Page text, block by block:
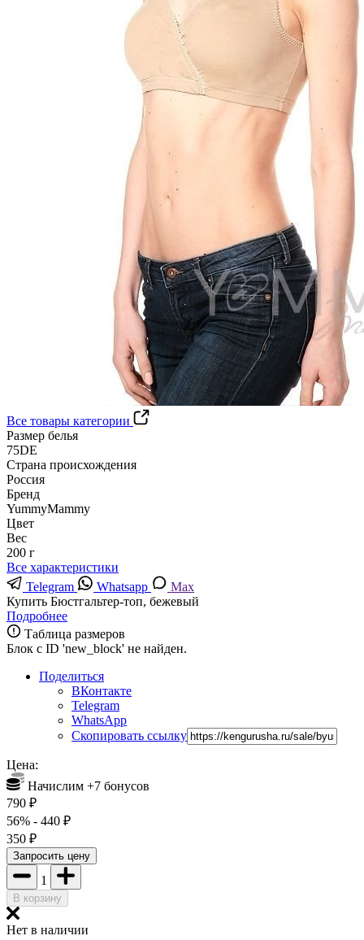
Все товары категории
Размер белья
75DE
Страна происхождения
Россия
Бренд
YummyMammy
Цвет
Вес
200 г
Все характеристики
Telegram
Whatsapp
Max
Купить Бюстгальтер-топ, бежевый
Подробнее
Таблица размеров
Блок с ID 'new_block' не найден.
Поделиться
ВКонтакте
Telegram
WhatsApp
Скопировать ссылку
Цена:
Начислим +7 бонусов
790 ₽
56% - 440 ₽
350 ₽
Запросить цену
1
В корзину
Нет в наличии